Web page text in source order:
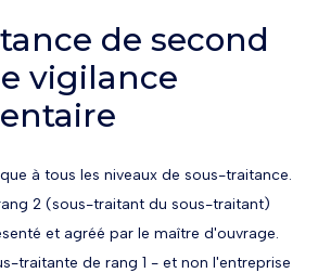
de second
vigilance
à tous les niveaux de sous-traitance.
2 (sous-traitant du sous-traitant)
et agréé par le maître d'ouvrage.
traitante de rang 1 - et non l'entreprise